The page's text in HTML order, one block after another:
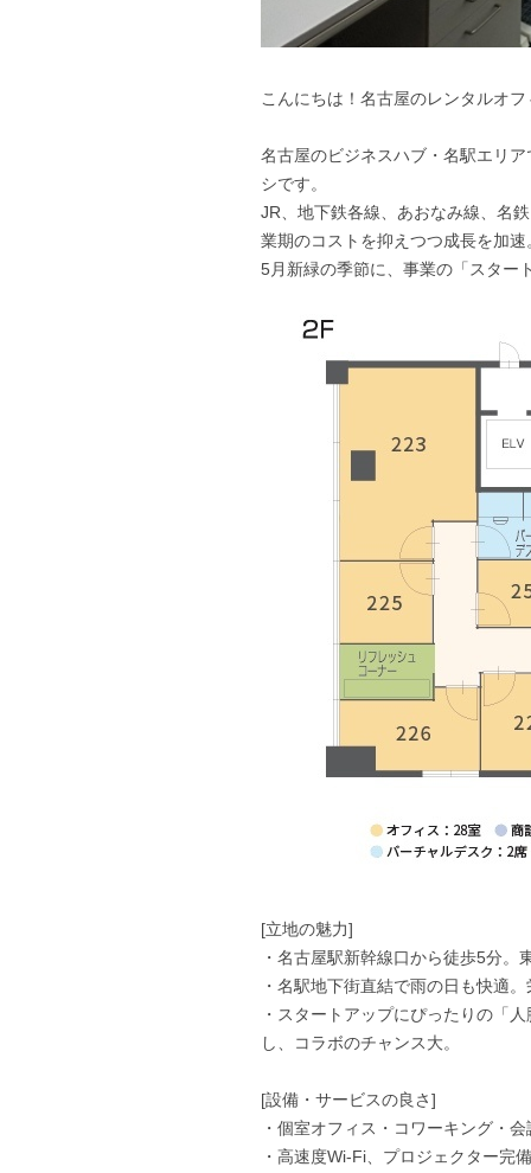
こんにちは！名古屋のレンタルオ
名古屋のビジネスハブ・名駅エリ
シです。
JR、地下鉄各線、あおなみ線、名
業期のコストを抑えつつ成長を加速
5月新緑の季節に、事業の「スター
[立地の魅力]
・名古屋駅新幹線口から徒歩5分
・名駅地下街直結で雨の日も快適
・スタートアップにぴったりの「
し、コラボのチャンス大。
[設備・サービスの良さ]
・個室オフィス・コワーキング・
・高速度Wi-Fi、プロジェクター完